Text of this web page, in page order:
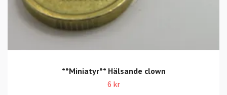
**Miniatyr** Hälsande clown
6 kr